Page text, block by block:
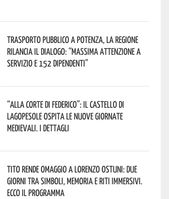
Trasporto pubblico a Potenza, la Regione
rilancia il dialogo: “Massima attenzione a
servizio e 152 dipendenti”
“Alla corte di Federico”: il Castello di
Lagopesole ospita le nuove Giornate
Medievali. I dettagli
Tito rende omaggio a Lorenzo Ostuni: due
giorni tra simboli, memoria e riti immersivi.
Ecco il programma